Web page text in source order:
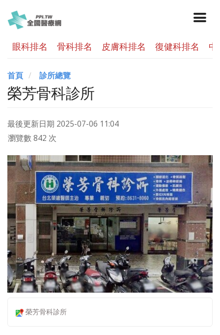
眼科排名 骨科排名 皮膚科排名 復健科排名
首頁 診所總覽
榮芳骨科診所
最後更新日期 2025-07-06 11:04
瀏覽數 842 次
榮芳骨科診所